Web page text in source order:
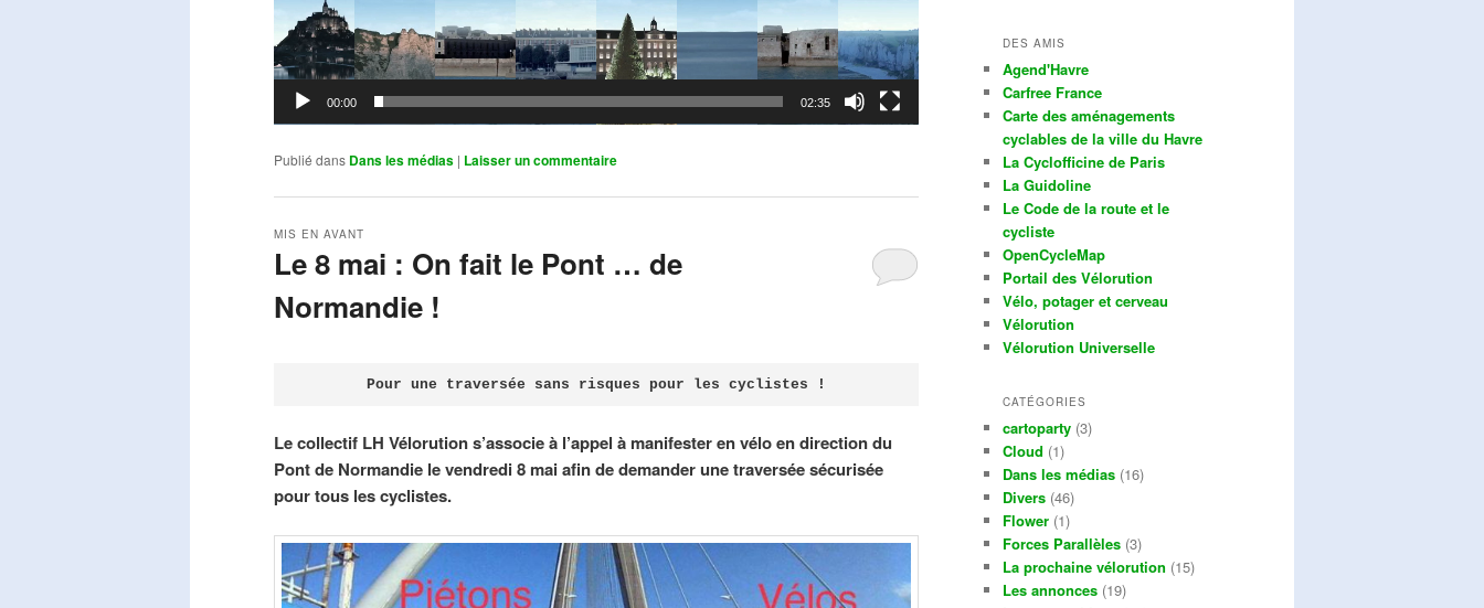
00:00 02:35
Publié dans Dans les médias | Laisser un commentaire
Le 8 mai : On fait le Pont … de
Normandie !
MIS EN AVANT
Pour une traversée sans risques pour les cyclistes !
Le collectif LH Vélorution s’associe à l’appel à manifester en vélo en direction du
Pont de Normandie le vendredi 8 mai afin de demander une traversée sécurisée
pour tous les cyclistes.
DES AMIS
Agend'Havre
Carfree France
Carte des aménagements
cyclables de la ville du Havre
La Cyclofficine de Paris
La Guidoline
Le Code de la route et le
cycliste
OpenCycleMap
Portail des Vélorution
Vélo, potager et cerveau
Vélorution
Vélorution Universelle
CATÉGORIES
cartoparty (3)
Cloud (1)
Dans les médias (16)
Divers (46)
Flower (1)
Forces Parallèles (3)
La prochaine vélorution (15)
Les annonces (19)